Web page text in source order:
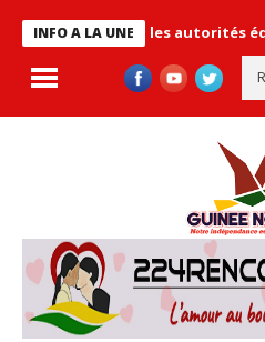
INFO A LA UNE
cause les autorités éducatives